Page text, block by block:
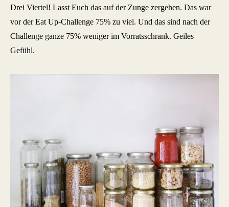
Drei Viertel! Lasst Euch das auf der Zunge zergehen. Das war
vor der Eat Up-Challenge 75% zu viel. Und das sind nach der
Challenge ganze 75% weniger im Vorratsschrank. Geiles
Gefühl.